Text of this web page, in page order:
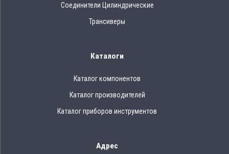
Соединители Цилиндрические
Трансиверы
Каталоги
Каталог компонентов
Каталог производителей
Каталог приборов инструментов
Адрес